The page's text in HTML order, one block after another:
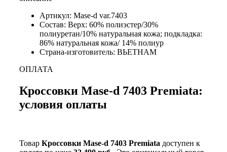
Артикул: Mase-d var.7403
Состав: Верх: 60% полиэстер/30%
полиуретан/10% натуральная кожа; подкладка:
86% натуральная кожа/ 14% полиур
Страна-изготовитель: ВЬЕТНАМ
ОПЛАТА
Кроссовки Mase-d 7403 Premiata:
условия оплаты
Товар Кроссовки Mase-d 7403 Premiata доступен к